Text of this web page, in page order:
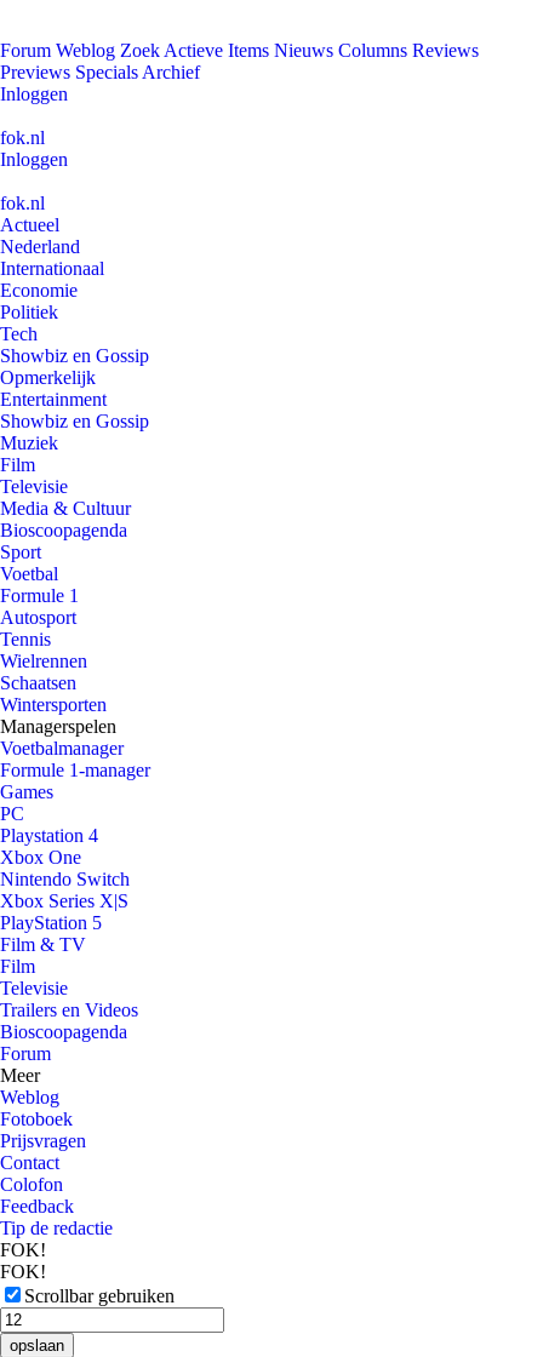
Forum Weblog Zoek Actieve Items Nieuws Columns Reviews
Previews Specials Archief
Inloggen
fok.nl
Inloggen
fok.nl
Actueel
Nederland
Internationaal
Economie
Politiek
Tech
Showbiz en Gossip
Opmerkelijk
Entertainment
Showbiz en Gossip
Muziek
Film
Televisie
Media & Cultuur
Bioscoopagenda
Sport
Voetbal
Formule 1
Autosport
Tennis
Wielrennen
Schaatsen
Wintersporten
Managerspelen
Voetbalmanager
Formule 1-manager
Games
PC
Playstation 4
Xbox One
Nintendo Switch
Xbox Series X|S
PlayStation 5
Film & TV
Film
Televisie
Trailers en Videos
Bioscoopagenda
Forum
Meer
Weblog
Fotoboek
Prijsvragen
Contact
Colofon
Feedback
Tip de redactie
FOK!
FOK!
Scrollbar gebruiken
opslaan